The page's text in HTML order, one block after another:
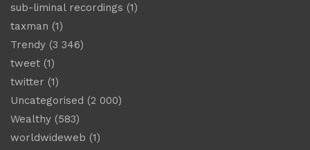
sub-liminal recordings (1)
taxman (1)
Trendy (3 346)
tweet (1)
twitter (1)
Uncategorised (2 000)
Wealthy (583)
worldwideweb (1)